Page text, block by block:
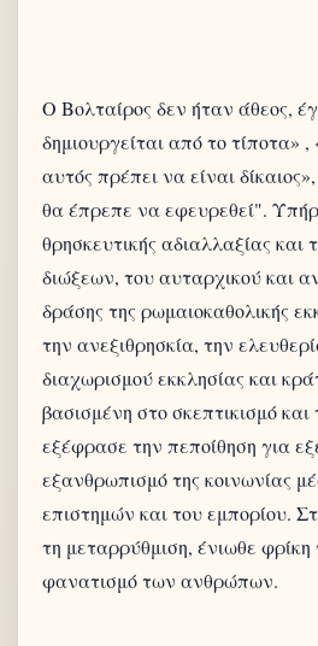
Ο Βολταίρος δεν ήταν άθεος,
δημιουργείται από το τίποτα»
αυτός πρέπει να είναι
θα έπρεπε να εφευρεθεί".
θρησκευτικής αδιαλλαξίας και
διώξεων, του αυταρχικού και
δράσης της ρωμαιοκαθολικής
την ανεξιθρησκία, την
διαχωρισμού εκκλησίας και
βασισμένη στο σκεπτικισμό
εξέφρασε την πεποίθηση για
εξανθρωπισμό της κοινωνίας
επιστημών και του εμπορίου.
τη μεταρρύθμιση, ένιωθε